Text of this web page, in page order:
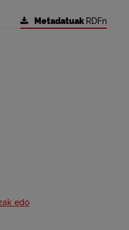
Metadatuak RDFn
edo